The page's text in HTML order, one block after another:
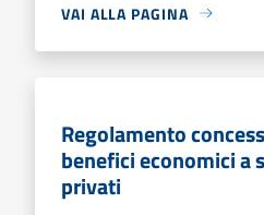
VAI ALLA PAGINA
Regolamento
benefici economici a
privati